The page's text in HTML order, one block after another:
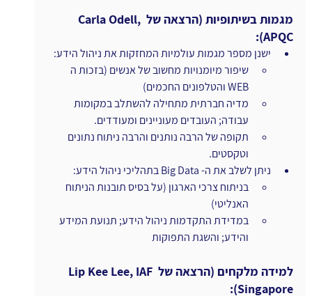
מגמות בשיתופיות (הרצאה של Carla Odell,
APQC):
ישנן מספר מגמות עולמיות המחזקות את ניהול הידע:
שיפור מיומנויות מחשוב של אנשים (בזכות ה
WEB והטלפונים החכמים)
מדיה חברתית מתחילה להשתלב במקומות
עבודה; העובדים מעוניינים ומעודדים.
תקופה של הרבה נותנים והרבה ניתוח נתונים
וטקסטים.
ניתן לשלב את ה- Big Data בתהליכי ניהול הידע:
בניתוח צרכי הארגון (על בסיס תובנות הניתוח
האנליטי)
במדידת התקדמות ניהול הידע; תנועת המידע
והידע; והשגת התפוקות
למידה מלקחים (הרצאה של Lip Kee Lee, IAF
Singapore):